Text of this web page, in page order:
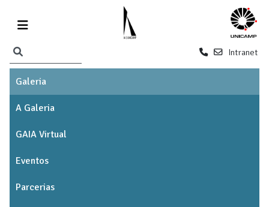
Intranet
Galeria
A Galeria
GAIA Virtual
Eventos
Parcerias